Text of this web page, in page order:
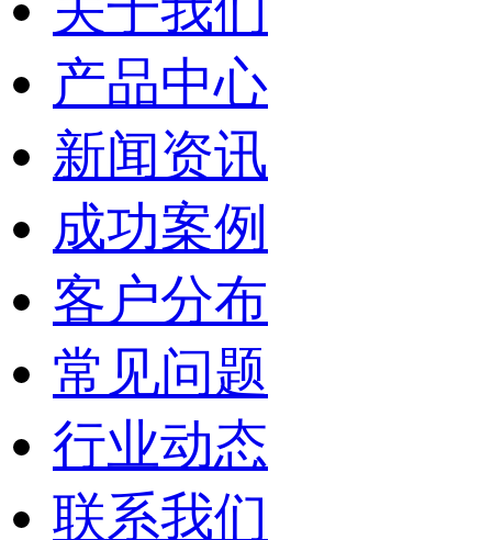
产品中心
新闻资讯
成功案例
客户分布
常见问题
行业动态
联系我们